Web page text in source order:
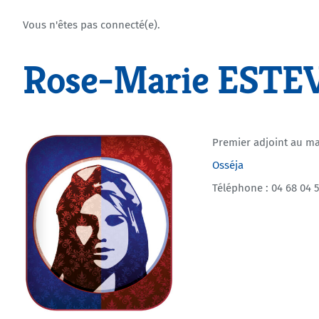
Vous n'êtes pas connecté(e).
Rose-Marie
Premier adjoint au
Osséja
Téléphone : 04 68 04